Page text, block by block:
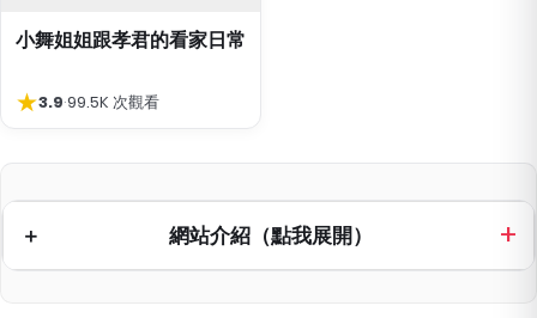
小舞姐姐跟孝君的看家日常
★3.9·99.5K 次觀看
網站介紹（點我展開）